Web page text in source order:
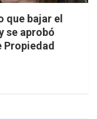
que bajar el
se aprobó
Propiedad